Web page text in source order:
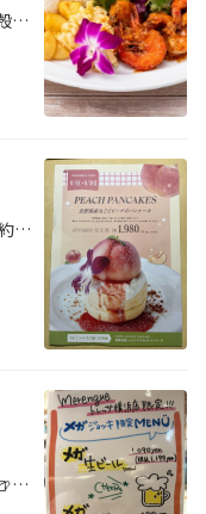
名物ガーリックシュリンプ！！ 大ぶりの殻付き海老特製ソース！！ 名物のガーリックシュリンプをプレートでどうぞ！！5ピース1,639円！ 7ピース1,859円！
平日限定！！ 平日、15時からお席のご予約をお受けいたします！
メガジョッキメニュー！！ メガ生ビール🍺 税込1,199円 メガハイボール 税込539円 ハイボール濃いめ税込110円